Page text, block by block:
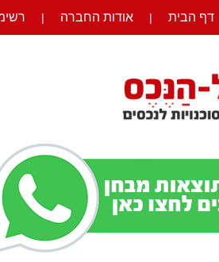
דף הבית | אודות החברה |